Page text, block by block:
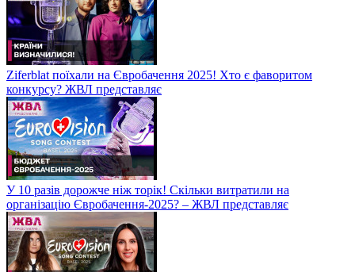
Ziferblat поїхали на Євробачення 2025! Хто є фаворитом
конкурсу? ЖВЛ представляє
У 10 разів дорожче ніж торік! Скільки витратили на
організацію Євробачення-2025? – ЖВЛ представляє